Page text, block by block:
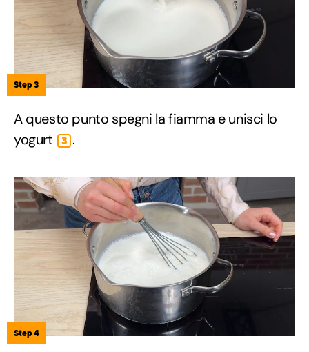
Step 3
A questo punto spegni la fiamma e unisci lo
yogurt
3 .
Step 4